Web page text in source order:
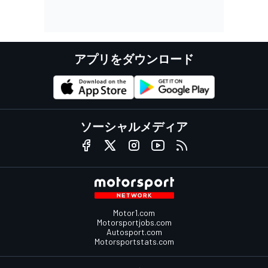
アプリをダウンロード
ソーシャルメディア
Motor1.com
Motorsportjobs.com
Autosport.com
Motorsportstats.com